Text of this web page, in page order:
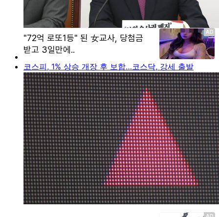
코스피, 1% 상승 개장 후 보합…코스닥, 강세 출발